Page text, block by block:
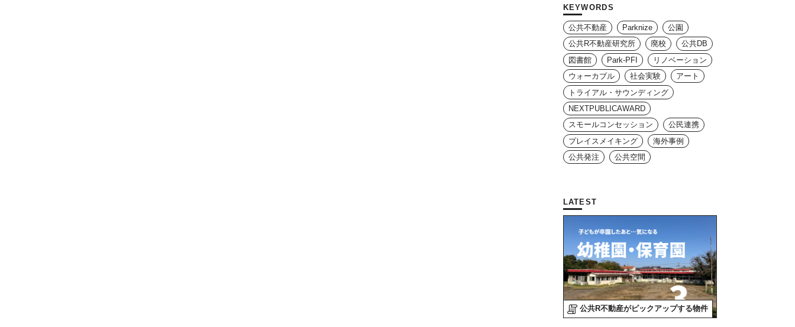
KEYWORDS
公共不動産 Parknize
公園
公共R不動産研究所
廃校
公共DB
図書館
Park-PFI
リノベーション
ウォーカブル
社会実験
アート
トライアル・サウンディング
NEXTPUBLICAWARD
スモールコンセッション
公民連携
プレイスメイキング
海外事例
公共発注
公共空間
LATEST
公共R不動産がピックアップする物件